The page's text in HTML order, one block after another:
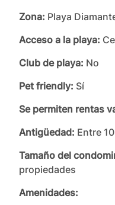
Zona: Playa
Acceso a la playa:
Club de playa: No
Pet friendly: Sí
Se permiten rentas
Antigüedad: Entre
Tamaño del
propiedades
Amenidades: